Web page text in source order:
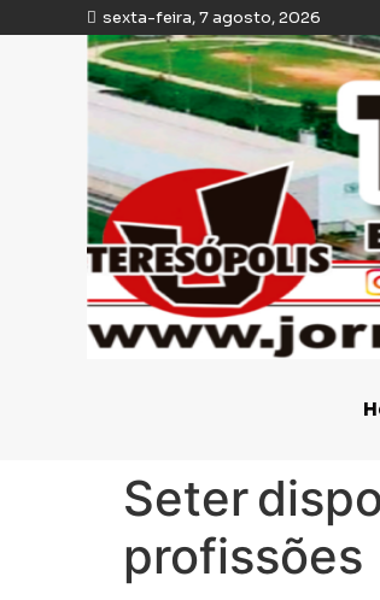
sexta-feira, 7 agosto, 2026
Seter
profissões